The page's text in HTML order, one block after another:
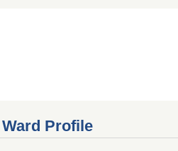
Ward Profile